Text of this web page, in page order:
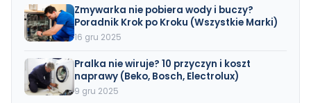
Zmywarka nie pobiera wody i buczy?
Poradnik Krok po Kroku (Wszystkie Marki)
16 gru 2025
Pralka nie wiruje? 10 przyczyn i koszt
naprawy (Beko, Bosch, Electrolux)
9 gru 2025